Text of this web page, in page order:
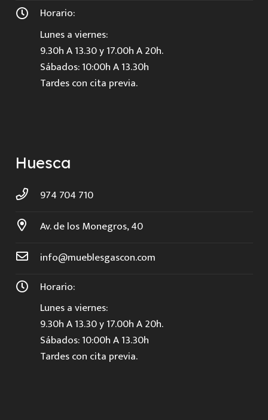
Horario:
Lunes a viernes:
9.30h A 13.30 y 17.00h A 20h.
Sábados: 10:00h A 13.30h
Tardes con cita previa.
Huesca
974 704 710
Av. de los Monegros, 40
info@mueblesgascon.com
Horario:
Lunes a viernes:
9.30h A 13.30 y 17.00h A 20h.
Sábados: 10:00h A 13.30h
Tardes con cita previa.